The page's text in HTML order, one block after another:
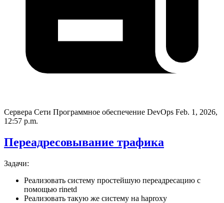
Сервера Сети Программное обеспечение DevOps Feb. 1, 2026,
12:57 p.m.
Переадресовывание трафика
Задачи:
Реализовать систему простейшую переадресацию с
помощью rinetd
Реализовать такую же систему на haproxy